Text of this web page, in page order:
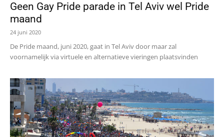
Geen Gay Pride parade in Tel Aviv wel Pride
maand
24 juni 2020
De Pride maand, juni 2020, gaat in Tel Aviv door maar zal
voornamelijk via virtuele en alternatieve vieringen plaatsvinden